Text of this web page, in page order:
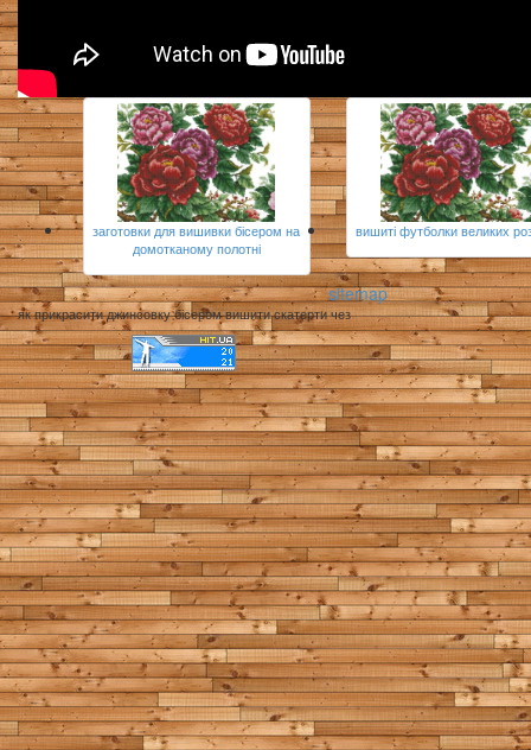
заготовки для вишивки бісером на
домотканому полотні
вишиті футболки великих
sitemap
як прикрасити джинсовку бісером вишити скатерти чез